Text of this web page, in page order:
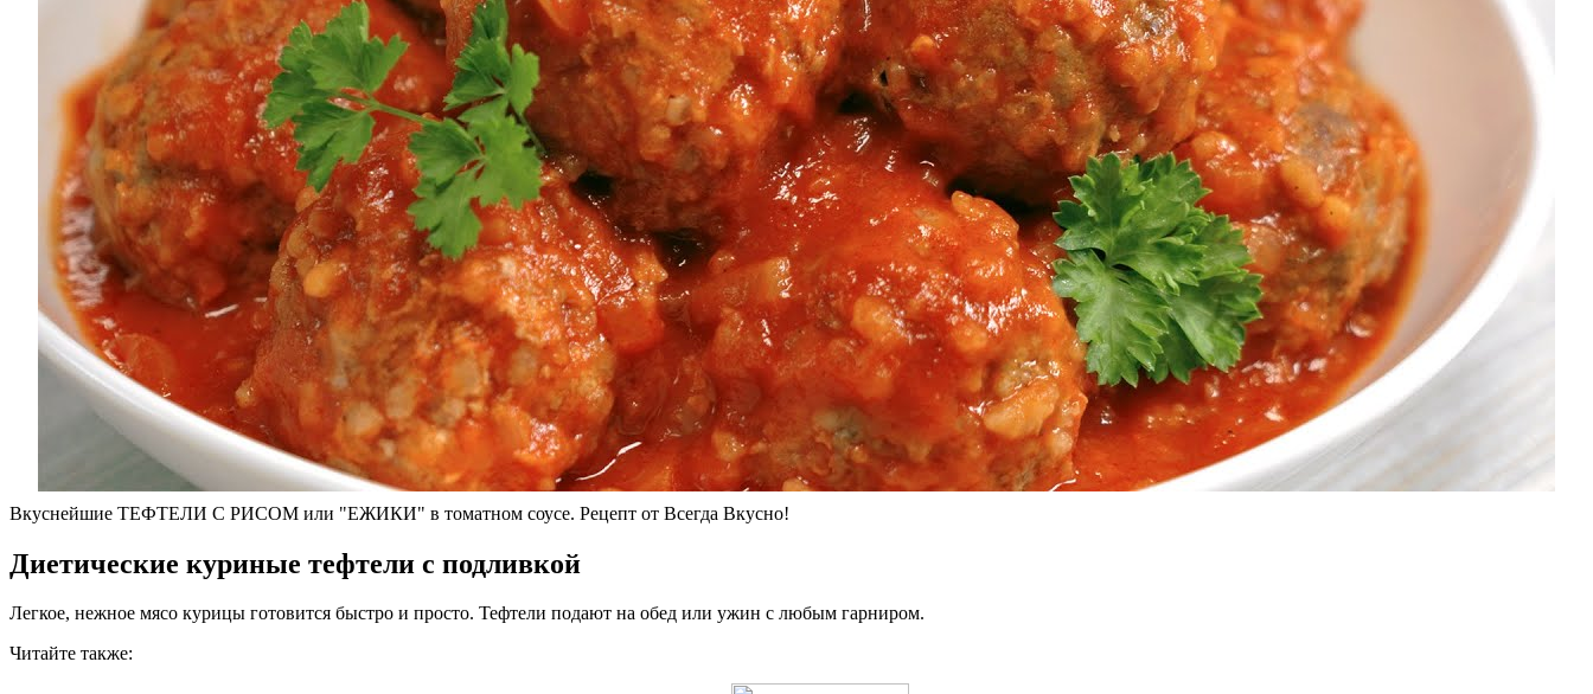
Вкуснейшие ТЕФТЕЛИ С РИСОМ или "ЕЖИКИ" в томатном соусе. Рецепт от Всегда Вкусно!
Диетические куриные тефтели с подливкой
Легкое, нежное мясо курицы готовится быстро и просто. Тефтели подают на обед или ужин с любым гарниром.
Читайте также: